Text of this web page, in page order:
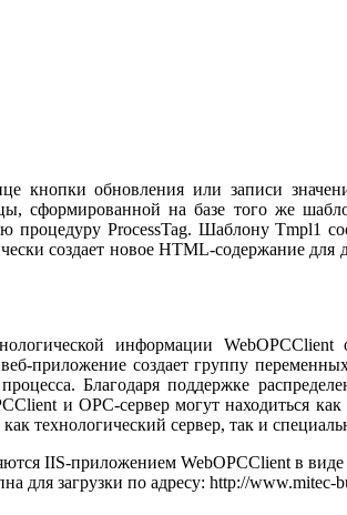
кнопки обновления или записи
сформированной на базе того же
процедуру ProcessTag. Шаблону Tmpl1
создает новое HTML-содержание
информации WebOPCClient
приложение создает группу
Благодаря поддержке
и OPC-сервер могут находиться
технологический сервер, так и
IIS-приложением WebOPCClient в
для загрузки по адресу: http://www.mitec-